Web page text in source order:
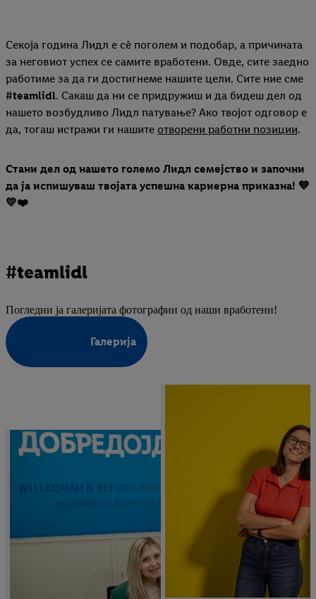
Секоја година Лидл е сè поголем и подобар, а причината
за неговиот успех се самите вработени. Овде, сите заедно
работиме за да ги достигнеме нашите цели. Сите ние сме
#teamlidl. Сакаш да ни се придружиш и да бидеш дел од
нашето возбудливо Лидл патување? Ако твојот одговор е
да, тогаш истражи ги нашите отворени работни позиции.
Стани дел од нашето големо Лидл семејство и започни
да ја испишуваш твојата успешна кариерна приказна! 💙
💛❤️
#teamlidl
Погледни ја галеријата фотографии од наши вработени!
Галерија